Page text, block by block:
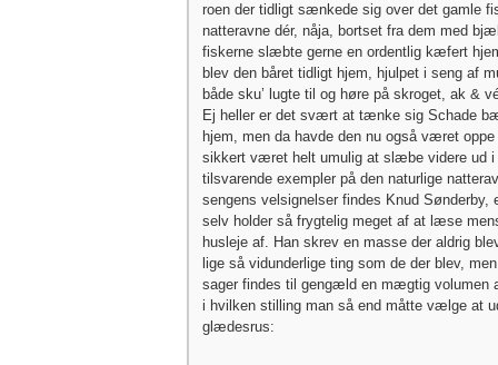
roen der tidligt sænkede sig over det gamle
natteravne dér, nåja, bortset fra dem med
fiskerne slæbte gerne en ordentlig kæfert
blev den båret tidligt hjem, hjulpet i seng af
både sku’ lugte til og høre på skroget, ak &
Ej heller er det svært at tænke sig Schade
hjem, men da havde den nu også været
sikkert været helt umulig at slæbe videre ud i
tilsvarende exempler på den naturlige
sengens velsignelser findes Knud Sønderby,
selv holder så frygtelig meget af at læse
husleje af. Han skrev en masse der aldrig
lige så vidunderlige ting som de der blev,
sager findes til gengæld en mægtig volumen
i hvilken stilling man så end måtte vælge at
glædesrus: